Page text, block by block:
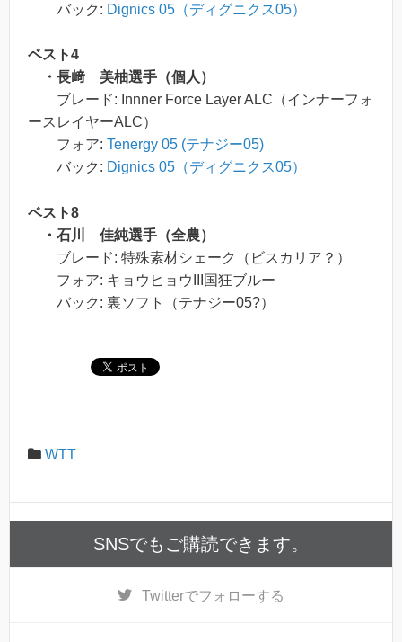
バック: Dignics 05（ディグニクス05）
ベスト4
・長﨑 美柚選手（個人）
ブレード: Innner Force Layer ALC（インナーフォ
ースレイヤーALC）
フォア: Tenergy 05 (テナジー05)
バック: Dignics 05（ディグニクス05）
ベスト8
・石川 佳純選手（全農）
ブレード: 特殊素材シェーク（ビスカリア？）
フォア: キョウヒョウIII国狂ブルー
バック: 裏ソフト（テナジー05?）
WTT
SNSでもご購読できます。
Twitterでフォローする